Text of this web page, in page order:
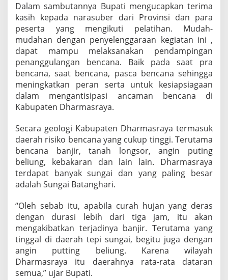
c
e
g
h
a
n
D
a
n
M
i
g
a
s
i
B
a
n
a
Dalam sambutannya Bupati mengucapkan terima
kasih kepada narasuber dari Provinsi dan para
peserta yang mengikuti pelatihan. Mudah-
mudahan dengan penyelenggaraan kegiatan ini ,
dapat mampu melaksanakan pendampingan
penanggulangan bencana. Baik pada saat pra
bencana, saat bencana, pasca bencana sehingga
meningkatkan peran serta untuk kesiapsiagaan
dalam mengantisipasi ancaman bencana di
Kabupaten Dharmasraya.
Secara geologi Kabupaten Dharmasraya termasuk
daerah risiko bencana yang cukup tinggi. Terutama
bencana banjir, tanah longsor, angin puting
beliung, kebakaran dan lain lain. Dharmasraya
terdapat banyak sungai dan yang paling besar
adalah Sungai Batanghari.
“Oleh sebab itu, apabila curah hujan yang deras
dengan durasi lebih dari tiga jam, itu akan
mengakibatkan terjadinya banjir. Terutama yang
tinggal di daerah tepi sungai, begitu juga dengan
angin putting beliung. Karena wilayah
Dharmasraya itu daerahnya rata-rata dataran
semua,” ujar Bupati.